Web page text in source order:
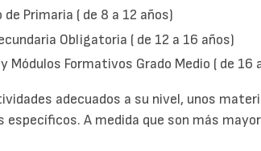
de Primaria ( de 8 a 12 años)
Obligatoria ( de 12 a 16 años)
Módulos Formativos Grado Medio ( de 16
adecuados a su nivel, unos
específicos. A medida que son más